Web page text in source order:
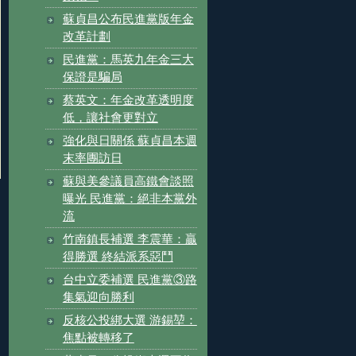
蘇貞昌公布民進黨版年金
改革計劃
民進黨：馬英九年金三大
保證是騙局
蔡英文：年金改革透明度
低，讓社會更對立
強化與日關係 蘇貞昌本週
末率團訪日
蘇與美參議員高鐵會談照
曝光 民進黨：絕非本黨外
流
竹南鎮長補選 李震華：贏
得勝選 終結派系惡鬥
台中立委補選 民進黨③路
集氣迎向勝利
反核公投綁大選 游錫堃：
焦點被轉移了